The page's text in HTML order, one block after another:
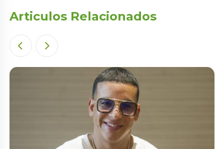
Articulos Relacionados